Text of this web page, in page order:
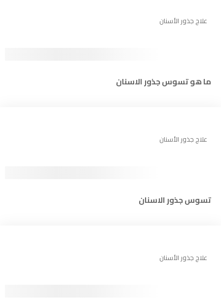
علاج جذور الأسنان
ما هو تسوس جذور الاسنان
علاج جذور الأسنان
تسوس جذور الاسنان
علاج جذور الأسنان